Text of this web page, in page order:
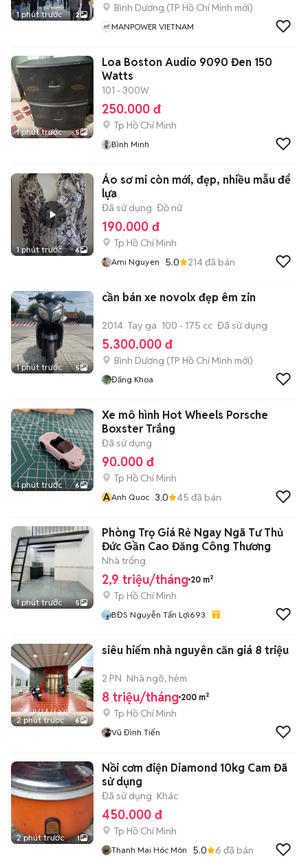
1 phút trước 2
Bình Dương (TP Hồ Chí Minh mới)
MANPOWER VIETNAM
1 phút trước 5
Loa Boston Audio 9090 Đen 150
Watts
101 - 300W
250.000 đ
Tp Hồ Chí Minh
Bình Minh
1 phút trước 6
Áo sơ mi còn mới, đẹp, nhiều mẫu để
lựa
Đã sử dụng Đồ nữ
190.000 đ
Tp Hồ Chí Minh
Ami Nguyen 5.0 214đã bán
1 phút trước 5
cần bán xe novolx đẹp êm zin
2014 Tay ga 100 - 175 cc Đã sử dụng
5.300.000 đ
Bình Dương (TP Hồ Chí Minh mới)
Đăng Khoa
1 phút trước 6
Xe mô hình Hot Wheels Porsche
Boxster Trắng
Đã sử dụng
90.000 đ
Tp Hồ Chí Minh
AAnh Quoc 3.0 45 đã bán
1 phút trước 5
Phòng Trọ Giá Rẻ Ngay Ngã Tư Thủ
Đức Gần Cao Đăng Công Thương
Nhà trống
2,9 triệu/tháng 20 m²
Tp Hồ Chí Minh
BĐS Nguyễn Tấn Lợi693
2 phút trước 6
siêu hiếm nhà nguyên căn giá 8 triệu
2 PN Nhà ngõ, hẻm
8 triệu/tháng 200 m²
Tp Hồ Chí Minh
Vũ Đình Tiến
2 phút trước 1
Nồi cơm điện Diamond 10kg Cam Đã
sử dụng
Đã sử dụng Khác
450.000 đ
Tp Hồ Chí Minh
Thanh Mai Hóc Môn 5.0 6 đã bán